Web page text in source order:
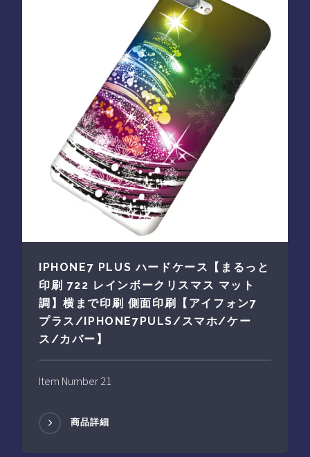
IPHONE7 PLUS ハードケース【まるっと
印刷 722 レインボークリスマス マット
調】横まで印刷 側面印刷【アイフォン7
プラス/IPHONE7PULS/スマホ/ケー
ス/カバー】
Item Number 21
商品詳細